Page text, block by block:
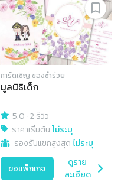
การ์ดเชิญ​ ของชำร่วย
มูลนิธิเด็ก
5.0 ·2 รีวิว
ราคาเริ่มต้นไม่ระบุ
รองรับแขกสูงสุดไม่ระบุ
ขอแพ็กเกจ
ดูราย
ละเอียด